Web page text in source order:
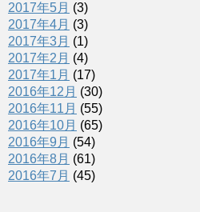
2017年5月 (3)
2017年4月 (3)
2017年3月 (1)
2017年2月 (4)
2017年1月 (17)
2016年12月 (30)
2016年11月 (55)
2016年10月 (65)
2016年9月 (54)
2016年8月 (61)
2016年7月 (45)